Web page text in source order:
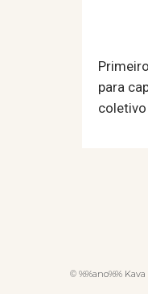
para
© %%ano%%